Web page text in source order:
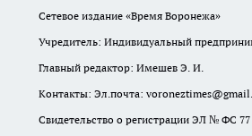
Сетевое издание «Время Воронежа»
Учредитель: Индивидуальный
Главный редактор: Имешев Э. И.
Контакты: Эл.почта:
Свидетельство о регистрации ЭЛ № ФС 77